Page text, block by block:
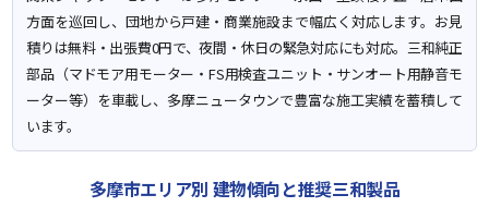
方面を巡回し、団地から戸建・商業施設まで幅広く対応します。お見
積りは無料・出張費0円で、夜間・休日の緊急対応にも対応。三和純正
部品（マドモア用モーター・FS用検査ユニット・サンオート用静音モ
ーター等）を車載し、多摩ニュータウンで豊富な施工実績を蓄積して
います。
多摩市エリア別 建物傾向と推奨三和製品